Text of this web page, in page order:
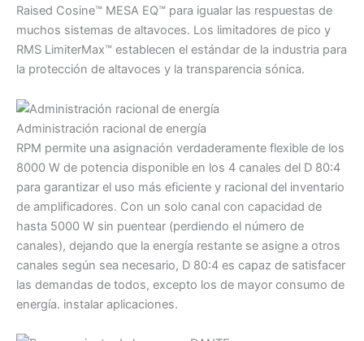
Raised Cosine™ MESA EQ™ para igualar las respuestas de
muchos sistemas de altavoces. Los limitadores de pico y
RMS LimiterMax™ establecen el estándar de la industria para
la protección de altavoces y la transparencia sónica.
Administración racional de energía
RPM permite una asignación verdaderamente flexible de los
8000 W de potencia disponible en los 4 canales del D 80:4
para garantizar el uso más eficiente y racional del inventario
de amplificadores. Con un solo canal con capacidad de
hasta 5000 W sin puentear (perdiendo el número de
canales), dejando que la energía restante se asigne a otros
canales según sea necesario, D 80:4 es capaz de satisfacer
las demandas de todos, excepto los de mayor consumo de
energía. instalar aplicaciones.